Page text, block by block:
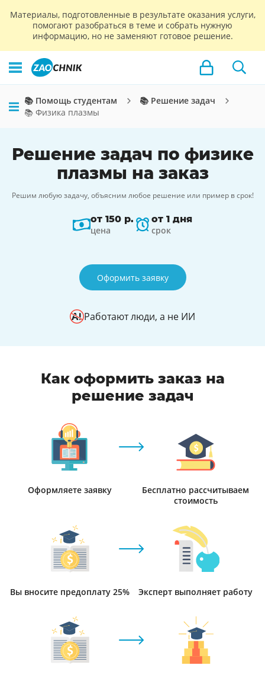
Материалы, подготовленные в результате оказания услуги,
помогают разобраться в теме и собрать нужную
информацию, но не заменяют готовое решение.
📚 Помощь студентам
📚 Решение задач
📚 Физика плазмы
Решение задач по физике
плазмы на заказ
Решим любую задачу, объясним любое решение или пример в срок!
от 150 р.
цена
от 1 дня
срок
Оформить заявку
Работают люди, а не ИИ
Как оформить заказ на
решение задач
Оформляете заявку
Бесплатно рассчитываем
стоимость
Вы вносите предоплату 25% Эксперт выполняет работу